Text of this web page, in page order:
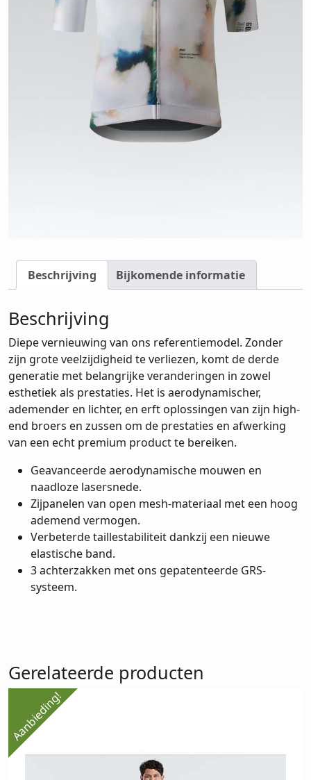
Beschrijving Bijkomende informatie
Beschrijving
Diepe vernieuwing van ons referentiemodel. Zonder
zijn grote veelzijdigheid te verliezen, komt de derde
generatie met belangrijke veranderingen in zowel
esthetiek als prestaties. Het is aerodynamischer,
ademender en lichter, en erft oplossingen van zijn high-
end broers en zussen om de prestaties en afwerking
van een echt premium product te bereiken.
Geavanceerde aerodynamische mouwen en
naadloze lasersnede.
Zijpanelen van open mesh-materiaal met een hoog
ademend vermogen.
Verbeterde taillestabiliteit dankzij een nieuwe
elastische band.
3 achterzakken met ons gepatenteerde GRS-
systeem.
Gerelateerde producten
Aanbieding!